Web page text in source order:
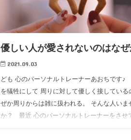
優しい人が愛されないのはな
2021.09.03
ども 心のパーソナルトレーナーあおちです♪
を犠牲にして 周りに対して優しく接している
ぜか周りからは雑に扱われる。 そんな人いま
か？ 最近 心のパーソナルトレーナーをさせ